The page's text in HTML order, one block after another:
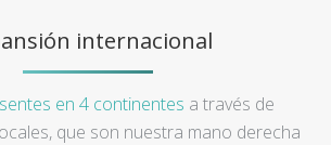
internacional
en 4 continentes a través de
que son nuestra mano derecha